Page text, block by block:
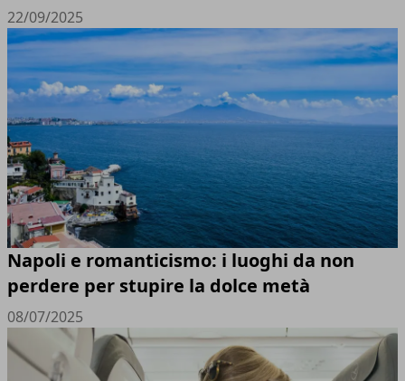
22/09/2025
Napoli e romanticismo: i luoghi da non
perdere per stupire la dolce metà
08/07/2025